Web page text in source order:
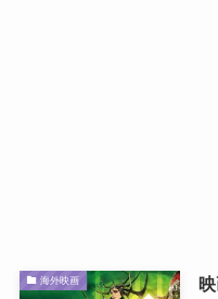
海外映画